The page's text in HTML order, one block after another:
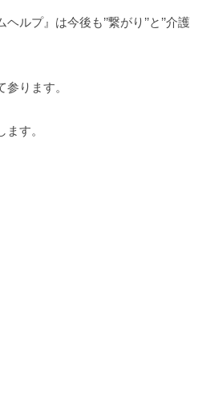
ルプ』は今後も’’繋がり’’と’’介護
ります。
す。